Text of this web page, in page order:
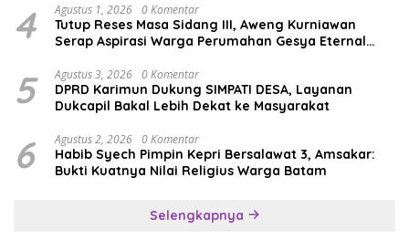
4 Agustus 1, 2026 0 Komentar
Tutup Reses Masa Sidang III, Aweng Kurniawan
Serap Aspirasi Warga Perumahan Gesya Eternal
5 Agustus 3, 2026 0 Komentar
DPRD Karimun Dukung SIMPATI DESA, Layanan
Dukcapil Bakal Lebih Dekat ke Masyarakat
6 Agustus 2, 2026 0 Komentar
Habib Syech Pimpin Kepri Bersalawat 3, Amsakar:
Bukti Kuatnya Nilai Religius Warga Batam
Selengkapnya